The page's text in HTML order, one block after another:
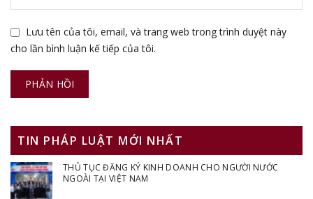
Lưu tên của tôi, email, và trang web trong trình duyệt này
cho lần bình luận kế tiếp của tôi.
TIN PHÁP LUẬT MỚI NHẤT
THỦ TỤC ĐĂNG KÝ KINH DOANH CHO NGƯỜI NƯỚC
NGOÀI TẠI VIỆT NAM